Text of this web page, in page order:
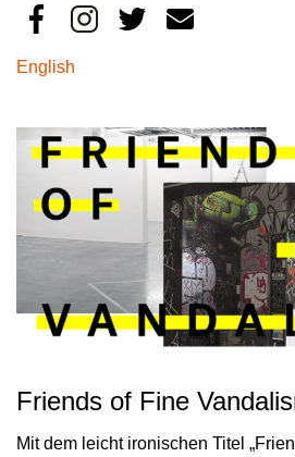
English
Friends of Fine
Mit dem leicht ironischen Titel